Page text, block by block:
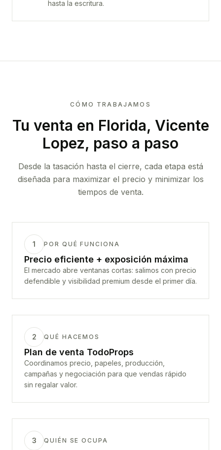
hasta la escritura.
CÓMO TRABAJAMOS
Tu venta en Florida, Vicente
Lopez, paso a paso
Desde la tasación hasta el cierre, cada etapa está
diseñada para maximizar el precio y minimizar los
tiempos de venta.
1 POR QUÉ FUNCIONA
Precio eficiente + exposición máxima
El mercado abre ventanas cortas: salimos con precio
defendible y visibilidad premium desde el primer día.
2 QUÉ HACEMOS
Plan de venta TodoProps
Coordinamos precio, papeles, producción,
campañas y negociación para que vendas rápido
sin regalar valor.
3 QUIÉN SE OCUPA